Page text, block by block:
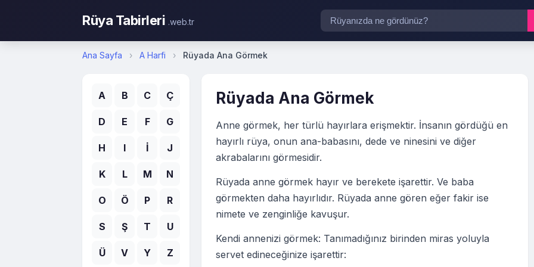
Rüya Tabirleri .web.tr
Ana Sayfa › A Harfi › Rüyada Ana Görmek
A B C Ç
D E F G
H I İ J
K L M N
O Ö P R
S Ş T U
Ü V Y Z
Rüyada Ana Görmek
Anne görmek, her türlü hayırlara erişmektir. İnsanın gördüğü en
hayırlı rüya, onun ana-babasını, dede ve ninesini ve diğer
akrabalarını görmesidir.
Rüyada anne görmek hayır ve berekete işarettir. Ve baba
görmekten daha hayırlıdır. Rüyada anne gören eğer fakir ise
nimete ve zenginliğe kavuşur.
Kendi annenizi görmek: Tanımadığınız birinden miras yoluyla
servet edineceğinize işarettir: